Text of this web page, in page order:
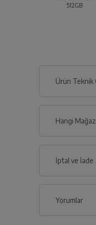
512GB
Ürün Teknik
Hangi
İptal ve İade
Yorumlar